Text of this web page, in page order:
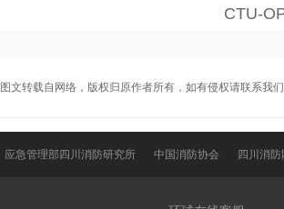
CTU-
文转载自网络，版权归原作者所有，如有侵权请联系我
应急管理部四川消防研究所 中国消防协会 四川消防